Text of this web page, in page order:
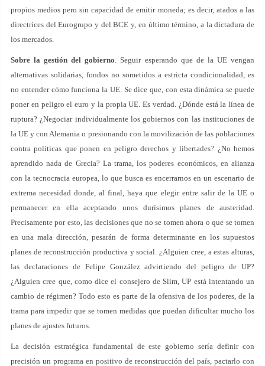
propios medios pero sin capacidad de emitir moneda; es decir, atados a las
directrices del Eurogrupo y del BCE y, en último término, a la dictadura de
los mercados.
Sobre la gestión del gobierno. Seguir esperando que de la UE vengan
alternativas solidarias, fondos no sometidos a estricta condicionalidad, es
no entender cómo funciona la UE. Se dice que, con esta dinámica se puede
poner en peligro el euro y la propia UE. Es verdad. ¿Dónde está la línea de
ruptura? ¿Negociar individualmente los gobiernos con las instituciones de
la UE y con Alemania o presionando con la movilización de las poblaciones
contra políticas que ponen en peligro derechos y libertades? ¿No hemos
aprendido nada de Grecia? La trama, los poderes económicos, en alianza
con la tecnocracia europea, lo que busca es encerrarnos en un escenario de
extrema necesidad donde, al final, haya que elegir entre salir de la UE o
permanecer en ella aceptando unos durísimos planes de austeridad.
Precisamente por esto, las decisiones que no se tomen ahora o que se tomen
en una mala dirección, pesarán de forma determinante en los supuestos
planes de reconstrucción productiva y social. ¿Alguien cree, a estas alturas,
las declaraciones de Felipe González advirtiendo del peligro de UP?
¿Alguien cree que, como dice el consejero de Slim, UP está intentando un
cambio de régimen? Todo esto es parte de la ofensiva de los poderes, de la
trama para impedir que se tomen medidas que puedan dificultar mucho los
planes de ajustes futuros.
La decisión estratégica fundamental de este gobierno sería definir con
precisión un programa en positivo de reconstrucción del país, pactarlo con